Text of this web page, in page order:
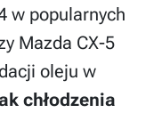
w popularnych
Mazda CX-5
oleju w
chłodzenia